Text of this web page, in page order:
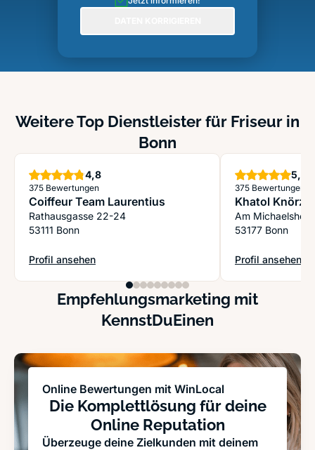
Weitere Top Dienstleister für Friseur in
Bonn
4,8Sterne
375 Bewertungen
Coiffeur Team Laurentius
Rathausgasse 22-24
53111 Bonn
Profil ansehen
: Coiffeur Team Laurentius
5,0
375 Bewertungen
Khatol
Am Michaelshof
53177 Bonn
Profil ansehen
: Khatol Knörzer
Empfehlungsmarketing mit
KennstDuEinen
Online Bewertungen mit WinLocal
Die Komplettlösung für deine
Online Reputation
Überzeuge deine Zielkunden mit deinem